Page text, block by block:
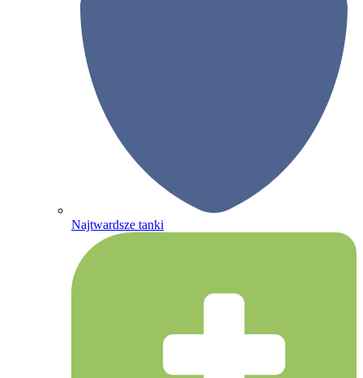
Najtwardsze tanki